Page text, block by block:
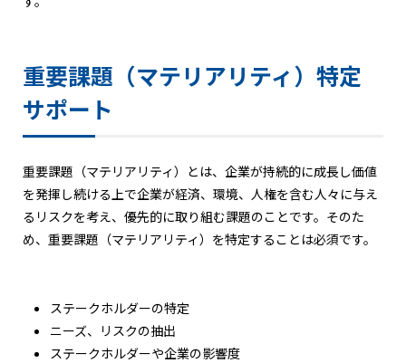
重要課題（マテリアリティ）特定
サポート
重要課題（マテリアリティ）とは、企業が持続的に成長し価値
を発揮し続ける上で企業が経済、環境、人権を含む人々に与え
るリスクを考え、優先的に取り組む課題のことです。そのた
め、重要課題（マテリアリティ）を特定することは必須です。
ステークホルダーの特定
ニーズ、リスクの抽出
ステークホルダーや企業の影響度